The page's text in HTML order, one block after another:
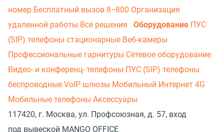
номер Бесплатный вызов 8−800 Организация
удаленной работы Все решения Оборудование ПУС
(SIP) телефоны стационарные Веб-камеры
Профессиональные гарнитуры Сетевое оборудование
Видео- и конференц- телефоны ПУС (SIP) телефоны
беспроводные VoIP шлюзы Мобильный Интернет 4G
Мобильные телефоны Аксессуары
117420, г. Москва, ул. Профсоюзная, д. 57, вход
под вывеской MANGO OFFICE